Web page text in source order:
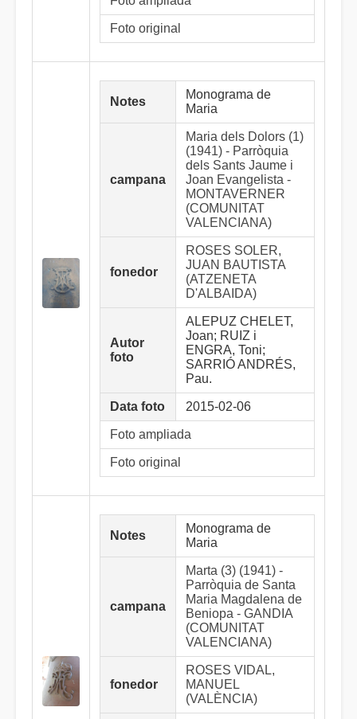
Foto original
Notes
Monograma de
Maria
campana
Maria dels Dolors (1)
(1941) - Parròquia
dels Sants Jaume i
Joan Evangelista -
MONTAVERNER
(COMUNITAT
VALENCIANA)
fonedor
ROSES SOLER,
JUAN BAUTISTA
(ATZENETA
D'ALBAIDA)
Autor
foto
ALEPUZ CHELET,
Joan; RUIZ i
ENGRA, Toni;
SARRIÓ ANDRÉS,
Pau.
Data foto 2015-02-06
Foto ampliada
Foto original
Notes
Monograma de
Maria
campana
Marta (3) (1941) -
Parròquia de Santa
Maria Magdalena de
Beniopa - GANDIA
(COMUNITAT
VALENCIANA)
fonedor
ROSES VIDAL,
MANUEL
(VALÈNCIA)